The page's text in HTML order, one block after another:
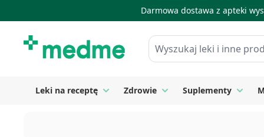
Darmowa dostawa z apteki
Wyszukaj leki i inne produkty
Leki na receptę Toggle submenu for Leki na receptę
Zdrowie Toggle submenu for
Suplementy